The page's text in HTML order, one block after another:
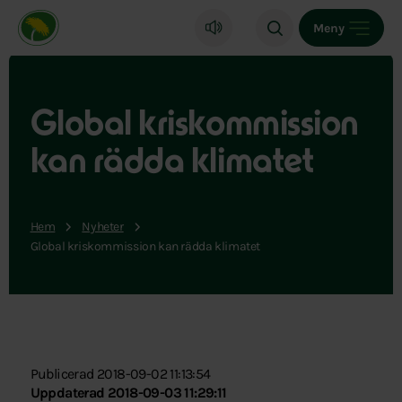
Miljöpartiet de gröna, startsida
Meny
Global kriskommission
kan rädda klimatet
Hem
Nyheter
Global kriskommission kan rädda klimatet
Publicerad 2018-09-02 11:13:54
Uppdaterad 2018-09-03 11:29:11